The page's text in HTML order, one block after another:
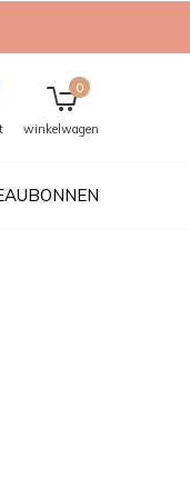
winkelwagen
0